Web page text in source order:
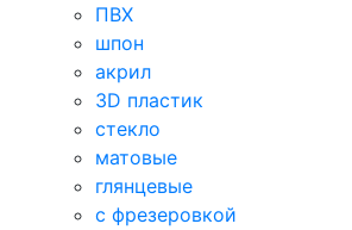
ПВХ
шпон
акрил
3D пластик
стекло
матовые
глянцевые
с фрезеровкой